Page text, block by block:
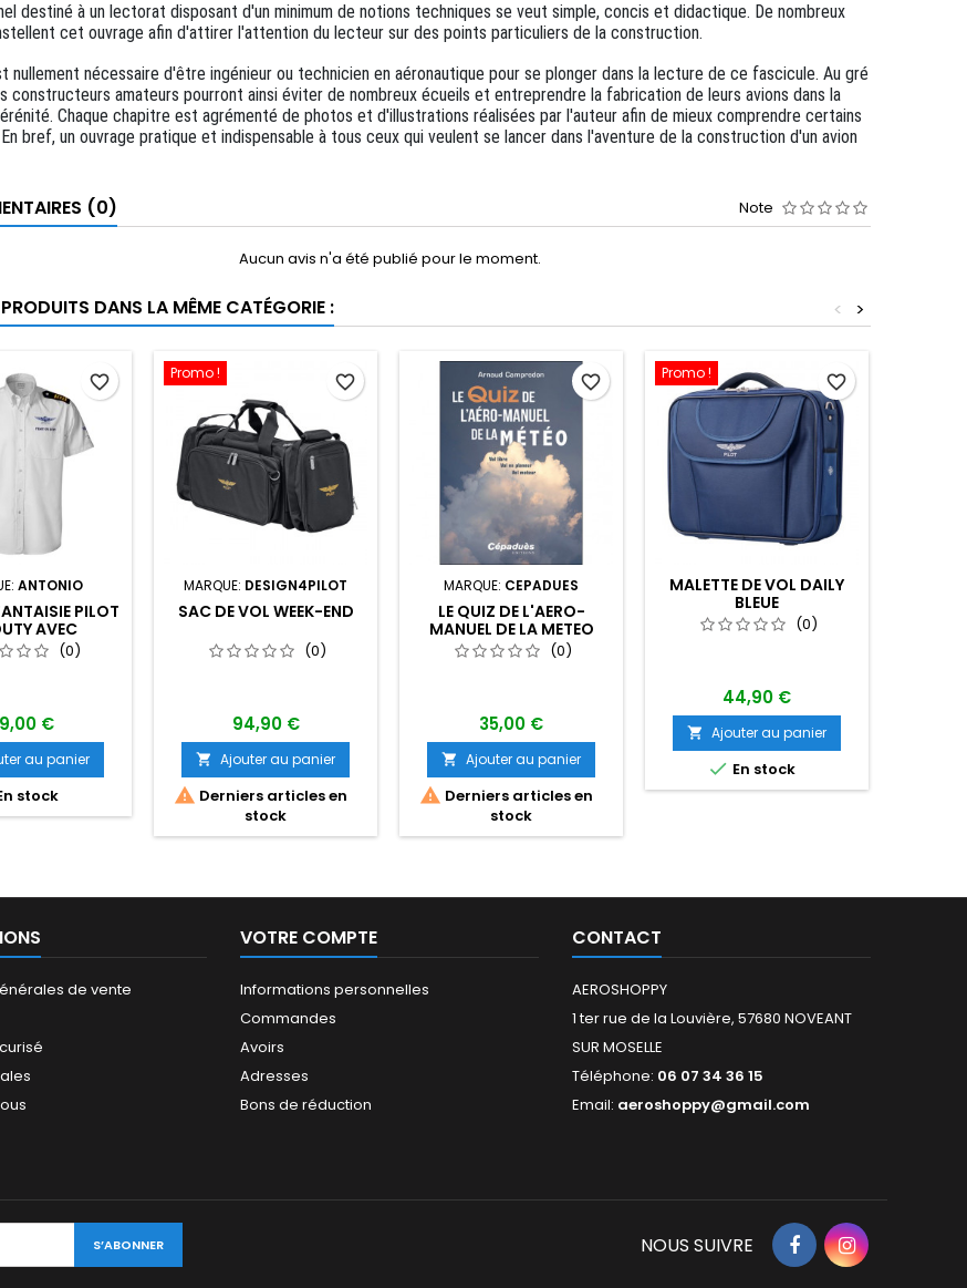
destiné à un lectorat disposant d'un minimum de notions techniques se veut simple, concis et didactique. De nombreux
cet ouvrage afin d'attirer l'attention du lecteur sur des points particuliers de la construction.
nullement nécessaire d'être ingénieur ou technicien en aéronautique pour se plonger dans la lecture de ce fascicule. Au gré
constructeurs amateurs pourront ainsi éviter de nombreux écueils et entreprendre la fabrication de leurs avions dans la
Chaque chapitre est agrémenté de photos et d'illustrations réalisées par l'auteur afin de mieux comprendre certains
bref, un ouvrage pratique et indispensable à tous ceux qui veulent se lancer dans l'aventure de la construction d'un avion
(0) Note
Aucun avis n'a été publié pour le moment.
DANS LA MÊME CATÉGORIE : >
<
ANTONIO
PILOT
AVEC
(0)
€
au panier
stock
favorite_border Promo !
MARQUE: DESIGN4PILOT
SAC DE VOL WEEK-END
(0)
94,90 €
 Ajouter au panier
 Derniers articles en
stock
favorite_border
MARQUE: CEPADUES
LE QUIZ DE L'AERO-
MANUEL DE LA METEO
POUR VOL LIBRE-VOL EN
PLANEUR-VOL MOTEUR
(0)
35,00 €
 Ajouter au panier
 Derniers articles en
stock
favorite_border Promo !
MALETTE DE VOL DAILY
BLEUE
(0)
44,90 €
 Ajouter au panier
 En stock
favorite_border
de vente
VOTRE COMPTE
Informations personnelles
Commandes
Avoirs
Adresses
Bons de réduction
CONTACT
AEROSHOPPY
1 ter rue de la Louvière, 57680 NOVEANT
SUR MOSELLE
Téléphone: 06 07 34 36 15
Email: aeroshoppy@gmail.com
NOUS SUIVRE